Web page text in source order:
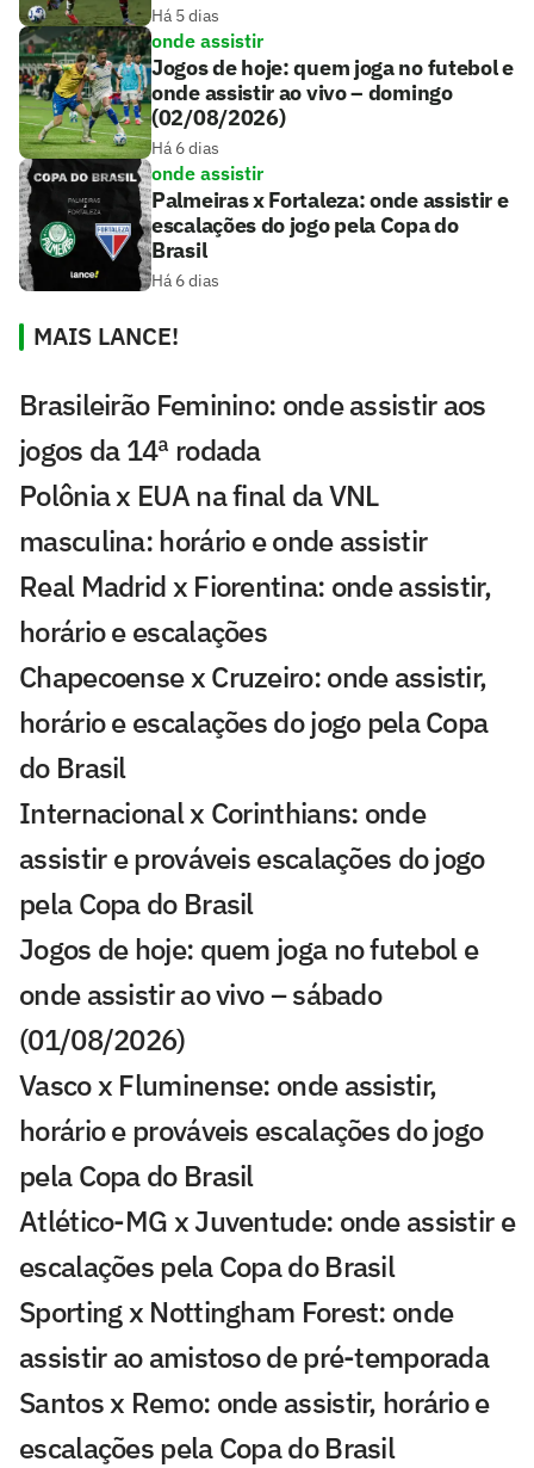
Há 5 dias
onde assistir
Jogos de hoje: quem joga no futebol e
onde assistir ao vivo – domingo
(02/08/2026)
Há 6 dias
onde assistir
Palmeiras x Fortaleza: onde assistir e
escalações do jogo pela Copa do
Brasil
Há 6 dias
MAIS LANCE!
Brasileirão Feminino: onde assistir aos
jogos da 14ª rodada
Polônia x EUA na final da VNL
masculina: horário e onde assistir
Real Madrid x Fiorentina: onde assistir,
horário e escalações
Chapecoense x Cruzeiro: onde assistir,
horário e escalações do jogo pela Copa
do Brasil
Internacional x Corinthians: onde
assistir e prováveis escalações do jogo
pela Copa do Brasil
Jogos de hoje: quem joga no futebol e
onde assistir ao vivo – sábado
(01/08/2026)
Vasco x Fluminense: onde assistir,
horário e prováveis escalações do jogo
pela Copa do Brasil
Atlético-MG x Juventude: onde assistir e
escalações pela Copa do Brasil
Sporting x Nottingham Forest: onde
assistir ao amistoso de pré-temporada
Santos x Remo: onde assistir, horário e
escalações pela Copa do Brasil